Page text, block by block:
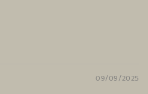
09/09/2025